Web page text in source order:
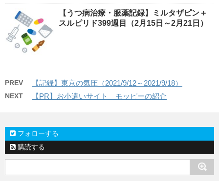
【うつ病治療・服薬記録】ミルタザピン＋
スルピリド399週目（2月15日～2月21日）
PREV 【記録】東京の気圧（2021/9/12～2021/9/18）
NEXT 【PR】お小遣いサイト モッピーの紹介
フォローする
購読する